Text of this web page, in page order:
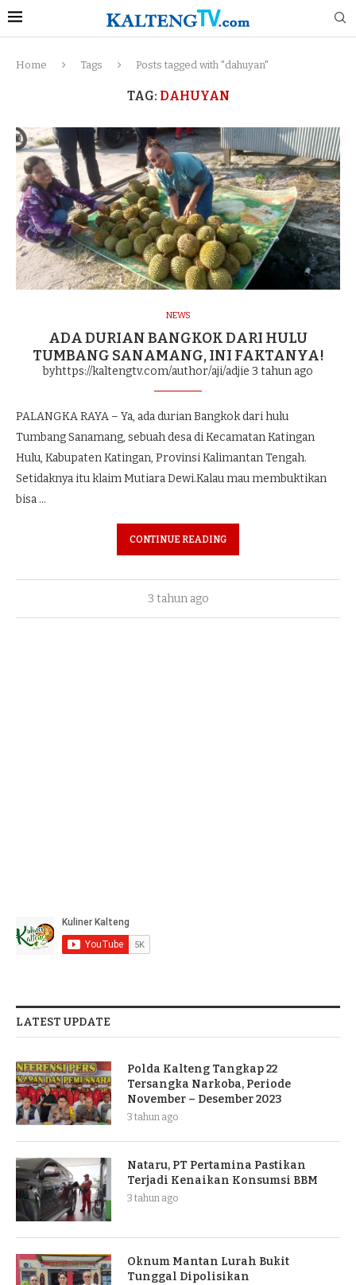
Home Tags Posts tagged with "dahuyan"
TAG: DAHUYAN
NEWS
ADA DURIAN BANGKOK DARI HULU
TUMBANG SANAMANG, INI FAKTANYA!
byhttps://kaltengtv.com/author/aji/adjie 3 tahun ago
PALANGKA RAYA – Ya, ada durian Bangkok dari hulu
Tumbang Sanamang, sebuah desa di Kecamatan Katingan
Hulu, Kabupaten Katingan, Provinsi Kalimantan Tengah.
Setidaknya itu klaim Mutiara Dewi.Kalau mau membuktikan
bisa …
CONTINUE READING
3 tahun ago
LATEST UPDATE
Polda Kalteng Tangkap 22
Tersangka Narkoba, Periode
November – Desember 2023
3 tahun ago
Nataru, PT Pertamina Pastikan
Terjadi Kenaikan Konsumsi BBM
3 tahun ago
Oknum Mantan Lurah Bukit
Tunggal Dipolisikan